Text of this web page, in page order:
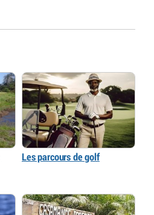
Les parcours de golf